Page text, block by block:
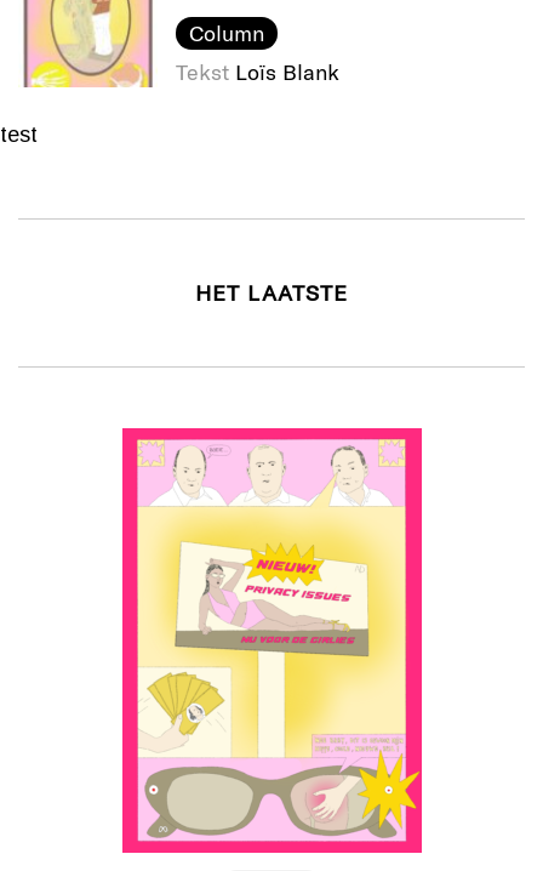
Column
Tekst Loïs Blank
test
HET LAATSTE